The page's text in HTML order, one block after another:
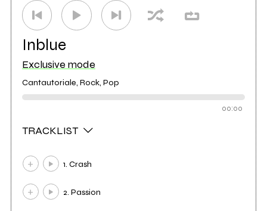
Inblue
Exclusive mode
Cantautoriale, Rock, Pop
00:00
TRACKLIST
1. Crash
2. Passion